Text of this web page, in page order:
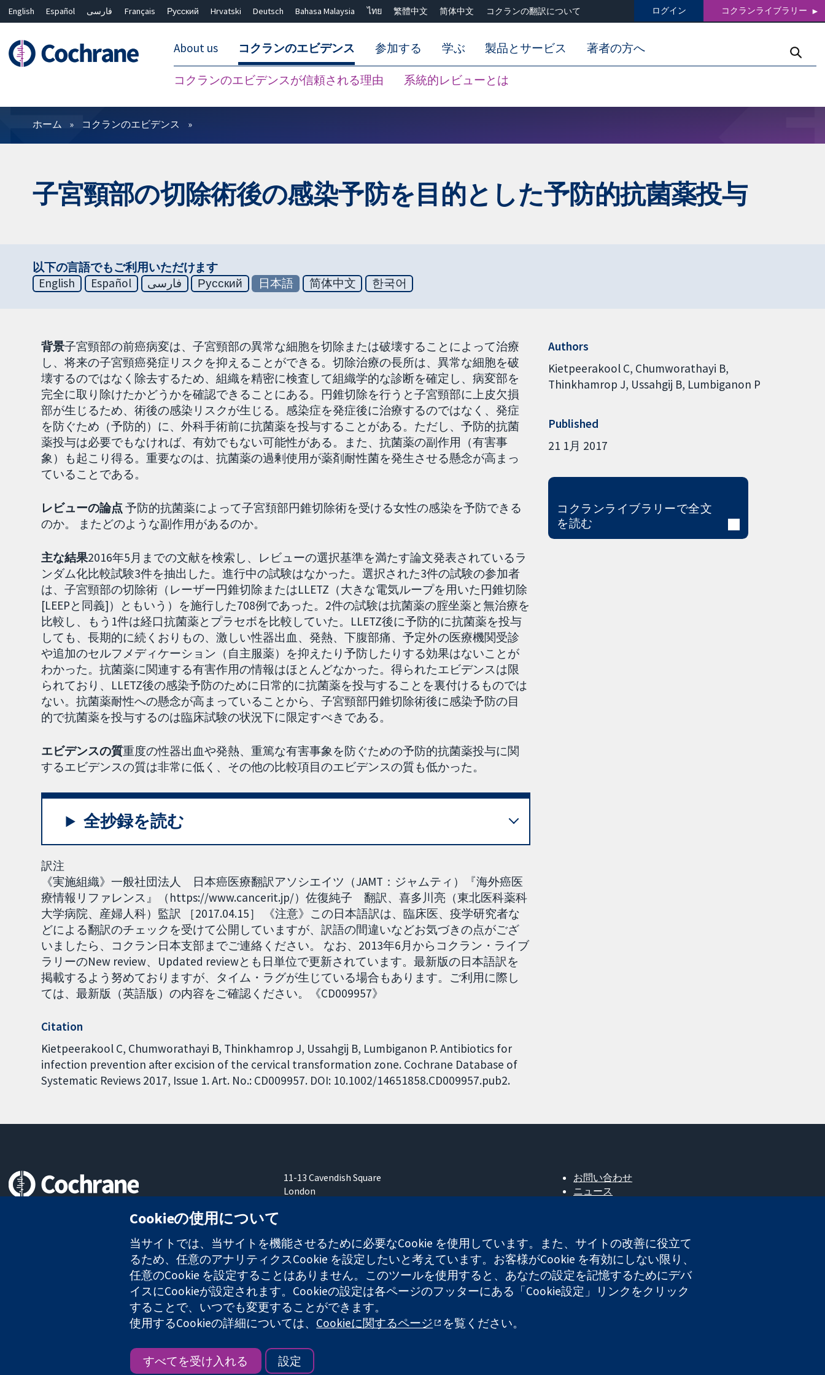
English Español فارسی Français Русский Hrvatski Deutsch Bahasa Malaysia ไทย 繁體中文 简体中文 コクランの翻訳について ログイン コクランライブラリー
About us コクランのエビデンス
コクランのエビデンスが信頼される理由 系統的レビューとは
参加する 学ぶ 製品とサービス 著者の方へ
フィルター
ホーム コクランのエビデンス
子宮頸部の切除術後の感染予防を目的とした予防的抗菌薬投与
以下の言語でもご利用いただけます
English
Español فارسی Русский 日本語 简体中文 한국어
背景子宮頸部の前癌病変は、子宮頸部の異常な細胞を切除または破壊することによって治療
し、将来の子宮頸癌発症リスクを抑えることができる。切除治療の長所は、異常な細胞を破
壊するのではなく除去するため、組織を精密に検査して組織学的な診断を確定し、病変部を
完全に取り除けたかどうかを確認できることにある。円錐切除を行うと子宮頸部に上皮欠損
部が生じるため、術後の感染リスクが生じる。感染症を発症後に治療するのではなく、発症
を防ぐため（予防的）に、外科手術前に抗菌薬を投与することがある。ただし、予防的抗菌
薬投与は必要でもなければ、有効でもない可能性がある。また、抗菌薬の副作用（有害事
象）も起こり得る。重要なのは、抗菌薬の過剰使用が薬剤耐性菌を発生させる懸念が高まっ
ていることである。
レビューの論点予防的抗菌薬によって子宮頚部円錐切除術を受ける女性の感染を予防できる
のか。 またどのような副作用があるのか。
主な結果2016年5月までの文献を検索し、レビューの選択基準を満たす論文発表されているラ
ンダム化比較試験3件を抽出した。進行中の試験はなかった。選択された3件の試験の参加者
は、子宮頸部の切除術（レーザー円錐切除またはLLETZ（大きな電気ループを用いた円錐切除
[LEEPと同義]）ともいう）を施行した708例であった。2件の試験は抗菌薬の腟坐薬と無治療を
比較し、もう1件は経口抗菌薬とプラセボを比較していた。LLETZ後に予防的に抗菌薬を投与
しても、長期的に続くおりもの、激しい性器出血、発熱、下腹部痛、予定外の医療機関受診
や追加のセルフメディケーション（自主服薬）を抑えたり予防したりする効果はないことが
わかった。抗菌薬に関連する有害作用の情報はほとんどなかった。得られたエビデンスは限
られており、LLETZ後の感染予防のために日常的に抗菌薬を投与することを裏付けるものでは
ない。抗菌薬耐性への懸念が高まっていることから、子宮頸部円錐切除術後に感染予防の目
的で抗菌薬を投与するのは臨床試験の状況下に限定すべきである。
エビデンスの質重度の性器出血や発熱、重篤な有害事象を防ぐための予防的抗菌薬投与に関
するエビデンスの質は非常に低く、その他の比較項目のエビデンスの質も低かった。
全抄録を読む
訳注
《実施組織》一般社団法人 日本癌医療翻訳アソシエイツ（JAMT：ジャムティ）『海外癌医
療情報リファレンス』（https://www.cancerit.jp/）佐復純子 翻訳、喜多川亮（東北医科薬科
大学病院、産婦人科）監訳 ［2017.04.15］ 《注意》この日本語訳は、臨床医、疫学研究者な
どによる翻訳のチェックを受けて公開していますが、訳語の間違いなどお気づきの点がござ
いましたら、コクラン日本支部までご連絡ください。 なお、2013年6月からコクラン・ライブ
ラリーのNew review、Updated reviewとも日単位で更新されています。最新版の日本語訳を
掲載するよう努めておりますが、タイム・ラグが生じている場合もあります。ご利用に際し
ては、最新版（英語版）の内容をご確認ください。《CD009957》
Citation
Kietpeerakool C, Chumworathayi B, Thinkhamrop J, Ussahgij B, Lumbiganon P. Antibiotics for
infection prevention after excision of the cervical transformation zone. Cochrane Database of
Systematic Reviews 2017, Issue 1. Art. No.: CD009957. DOI: 10.1002/14651858.CD009957.pub2.
Authors
Kietpeerakool C Chumworathayi B
Thinkhamrop J Ussahgij B Lumbiganon P
Published
21 1月 2017
コクランライブラリーで全文
を読む
情報に基づく意思決定により
11-13 Cavendish Square
London
お問い合わせ
ニュース
Cochrane Library
コクラン・コラボレーションは、イングランド及びウェールズに登録された慈善団体（登録番号 1045921）および保証有限責任会社（登録番号 03044323）です。付加価値税登録番号 GB 718
Copyright © 2026 The Cochrane Collaboration ウェブサイト利用規約
Cookieの使用について
当サイトでは、当サイトを機能させるために必要なCookie を使用しています。また、サイトの改善に役立て
るため、任意のアナリティクスCookie を設定したいと考えています。お客様がCookie を有効にしない限り、
任意のCookie を設定することはありません。このツールを使用すると、あなたの設定を記憶するためにデバ
イスにCookieが設定されます。Cookieの設定は各ページのフッターにある「Cookie設定」リンクをクリック
することで、いつでも変更することができます。
使用するCookieの詳細については、 Cookieに関するページ を覧ください。
すべてを受け入れる 設定